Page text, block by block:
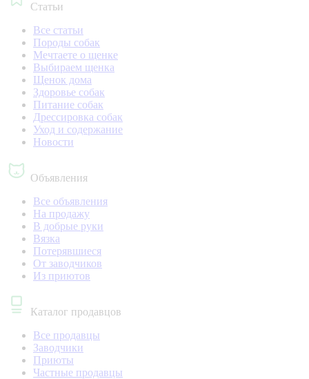
Статьи
Все статьи
Породы собак
Мечтаете о щенке
Выбираем щенка
Щенок дома
Здоровье собак
Питание собак
Дрессировка собак
Уход и содержание
Новости
Объявления
Все объявления
На продажу
В добрые руки
Вязка
Потерявшиеся
От заводчиков
Из приютов
Каталог продавцов
Все продавцы
Заводчики
Приюты
Частные продавцы